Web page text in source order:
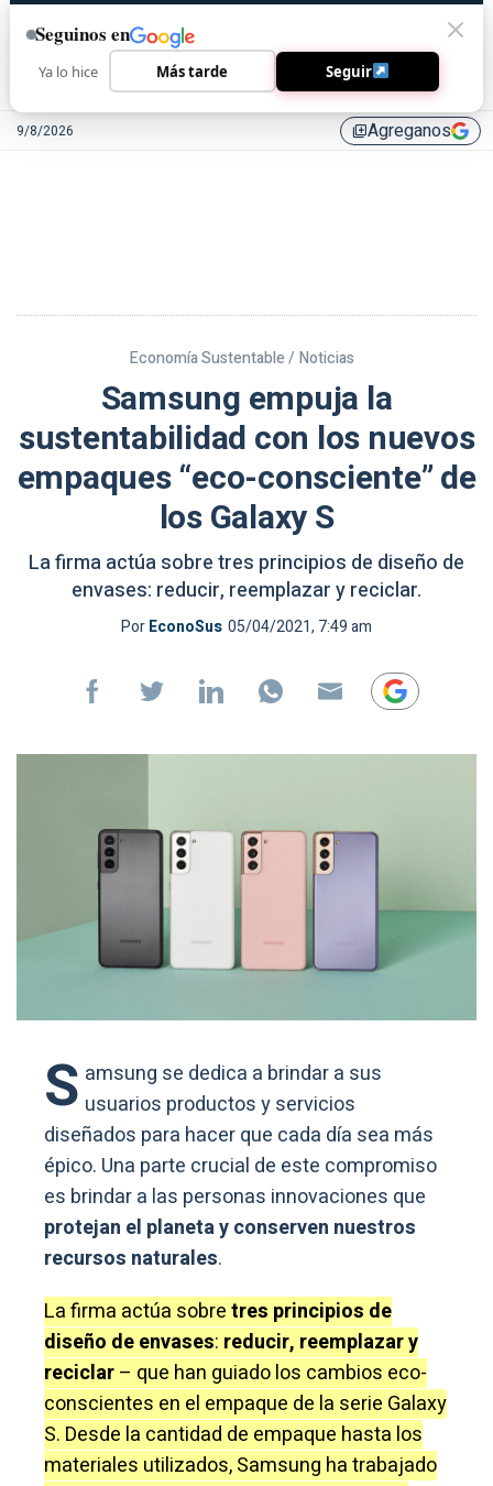
9/8/2026 library_addAgreganos
Economía Sustentable / Noticias
Samsung empuja la
sustentabilidad con los nuevos
empaques “eco-consciente” de
los Galaxy S
La firma actúa sobre tres principios de diseño de
envases: reducir, reemplazar y reciclar.
PorEconoSus 05/04/2021, 7:49 am
S amsung se dedica a brindar a sus
usuarios productos y servicios
diseñados para hacer que cada día sea más
épico. Una parte crucial de este compromiso
es brindar a las personas innovaciones que
protejan el planeta y conserven nuestros
recursos naturales.
La firma actúa sobretres principios de
diseño de envases: reducir, reemplazar y
reciclar– que han guiado los cambios eco-
conscientes en el empaque de la serie Galaxy
S. Desde la cantidad de empaque hasta los
materiales utilizados, Samsung ha trabajado
Seguinos en
Ya lo hice Más tarde Seguir